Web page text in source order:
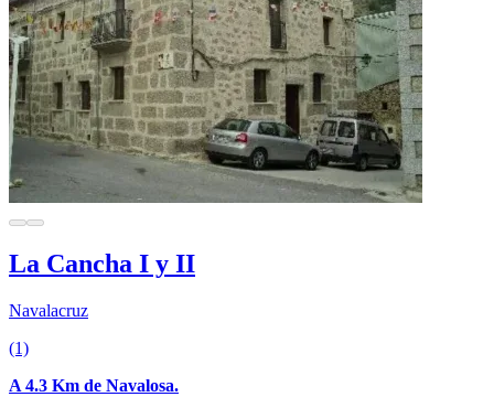
La Cancha I y II
Navalacruz
(1)
A 4.3 Km de Navalosa.